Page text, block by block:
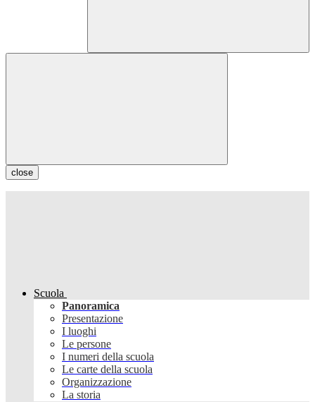
close
Scuola
Panoramica
Presentazione
I luoghi
Le persone
I numeri della scuola
Le carte della scuola
Organizzazione
La storia